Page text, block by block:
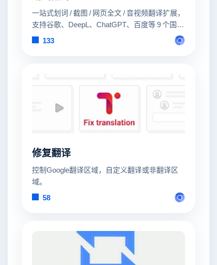
一站式划词 / 截图 / 网页全文 / 音视频翻译扩展，
支持谷歌、DeepL、ChatGPT、百度等 9 个国内
外主流翻译服务，均可用于全文翻译。能在
133
修复翻译
控制Google翻译区域，自定义翻译或非翻译区
域。
58